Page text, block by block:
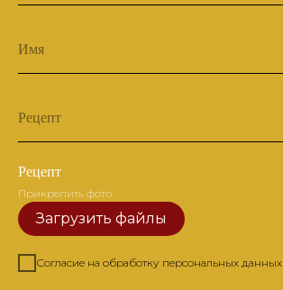
Имя
Рецепт
Рецепт
Прикрепить фото
Загрузить файлы
Согласие на обработку персональных данных